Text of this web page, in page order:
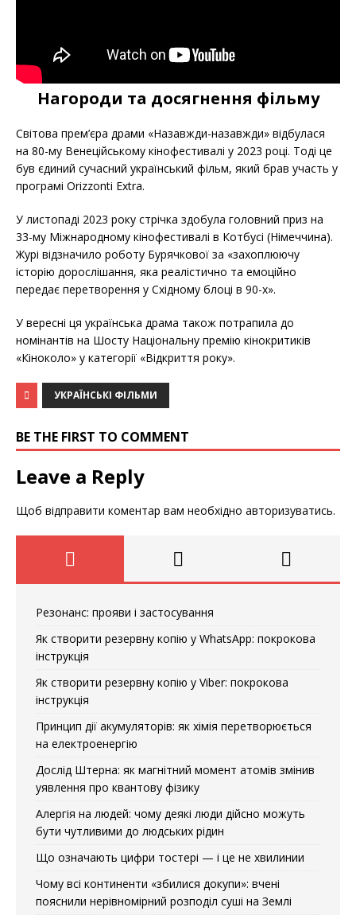
Нагороди та досягнення фільму
Світова прем’єра драми «Назавжди-назавжди» відбулася
на 80-му Венеційському кінофестивалі у 2023 році. Тоді це
був єдиний сучасний український фільм, який брав участь у
програмі Orizzonti Extra.
У листопаді 2023 року стрічка здобула головний приз на
33-му Міжнародному кінофестивалі в Котбусі (Німеччина).
Журі відзначило роботу Бурячкової за «захоплюючу
історію дорослішання, яка реалістично та емоційно
передає перетворення у Східному блоці в 90-х».
У вересні ця українська драма також потрапила до
номінантів на Шосту Національну премію кінокритиків
«Кіноколо» у категорії «Відкриття року».
УКРАЇНСЬКІ ФІЛЬМИ
BE THE FIRST TO COMMENT
Leave a Reply
Щоб відправити коментар вам необхідно авторизуватись.
Резонанс: прояви і застосування
Як створити резервну копію у WhatsApp: покрокова
інструкція
Як створити резервну копію у Viber: покрокова
інструкція
Принцип дії акумуляторів: як хімія перетворюється
на електроенергію
Дослід Штерна: як магнітний момент атомів змінив
уявлення про квантову фізику
Алергія на людей: чому деякі люди дійсно можуть
бути чутливими до людських рідин
Що означають цифри тостері — і це не хвилинии
Чому всі континенти «збилися докупи»: вчені
пояснили нерівномірний розподіл суші на Землі